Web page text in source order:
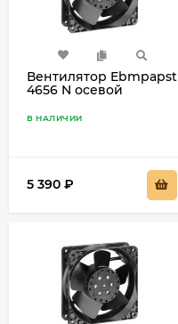
Вентилятор Ebmpapst
4656 N осевой
В НАЛИЧИИ
5 390